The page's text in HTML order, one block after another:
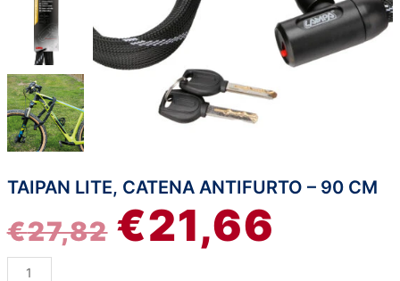
TAIPAN LITE, CATENA ANTIFURTO – 90 CM
€27,82
IL
PREZZO
€21,66
IL
Taipan
catena